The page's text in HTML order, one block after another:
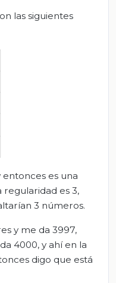
las siguientes
es una
regularidad es 3,
3 números.
y me da 3997,
4000, y ahí en la
digo que está